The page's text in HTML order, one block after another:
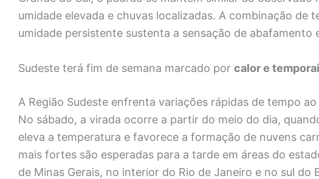
umidade elevada e chuvas localizadas. A combinação de
umidade persistente sustenta a sensação de abafamento
Sudeste terá fim de semana marcado por calor e
A Região Sudeste enfrenta variações rápidas de tempo
No sábado, a virada ocorre a partir do meio do dia,
eleva a temperatura e favorece a formação de nuvens
mais fortes são esperadas para a tarde em áreas do
de Minas Gerais, no interior do Rio de Janeiro e no sul do